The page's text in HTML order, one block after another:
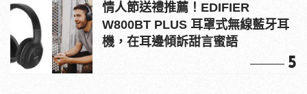
情人節送禮推薦！EDIFIER
W800BT PLUS 耳罩式無線藍牙耳
機，在耳邊傾訴甜言蜜語
5